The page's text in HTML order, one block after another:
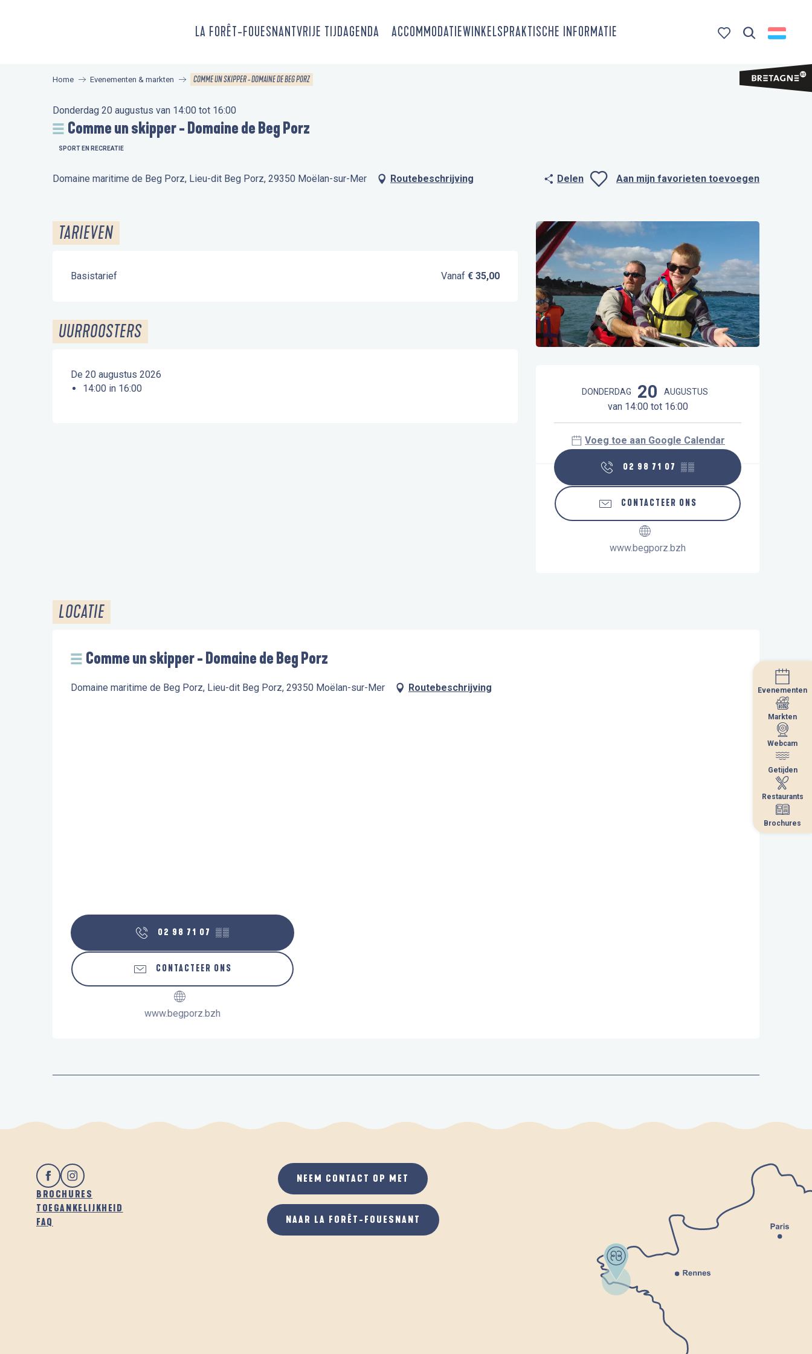
LA FORÊT-FOUESNANTVRIJE TIJDAGENDA ACCOMMODATIEWINKELSPRAKTISCHE INFORMATIE
Evenementen
Markten
Webcam
Getijden
Restaurants
Brochures
Home Evenementen & markten COMME UN SKIPPER - DOMAINE DE BEG PORZ
Donderdag 20 augustus van 14:00 tot 16:00
Comme un skipper - Domaine de Beg Porz
SPORT EN RECREATIE
Domaine maritime de Beg Porz, Lieu-dit Beg Porz, 29350 Moëlan-sur-Mer Routebeschrijving Delen Aan mijn favorieten toevoegen
Openingstijden en
DONDERDAG 20 AUGUSTUS
van 14:00 tot 16:00
Voeg toe aan Google Calendar
02 98 71 07 ▒▒
CONTACTEER ONS
www.begporz.bzh
TARIEVEN
Basistarief Vanaf€ 35,00
UURROOSTERS
De 20 augustus 2026
14:00 in 16:00
LOCATIE
Comme un skipper - Domaine de Beg Porz
Domaine maritime de Beg Porz, Lieu-dit Beg Porz, 29350 Moëlan-sur-Mer Routebeschrijving
02 98 71 07 ▒▒
CONTACTEER ONS
www.begporz.bzh
BROCHURES
TOEGANKELIJKHEID
FAQ
NEEM CONTACT OP MET
NAAR LA FORÊT-FOUESNANT